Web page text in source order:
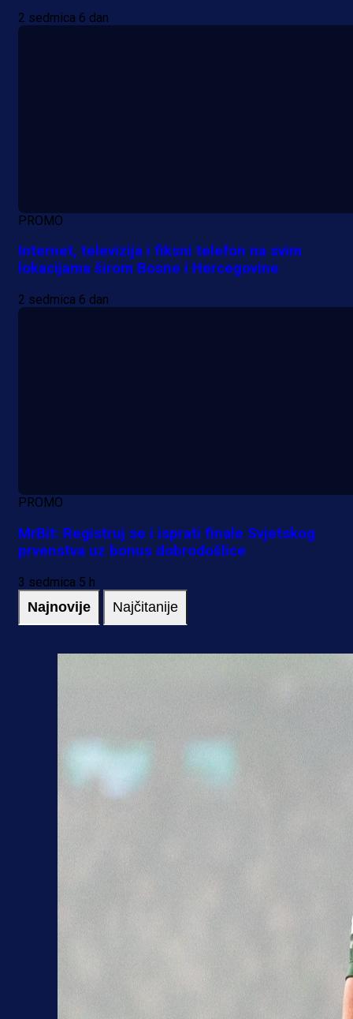
2 sedmica 6 dan
PROMO
Internet, televizija i fiksni telefon na svim
lokacijama širom Bosne i Hercegovine
2 sedmica 6 dan
PROMO
MrBit: Registruj se i isprati finale Svjetskog
prvenstva uz bonus dobrodošlice
3 sedmica 5 h
Najnovije Najčitanije